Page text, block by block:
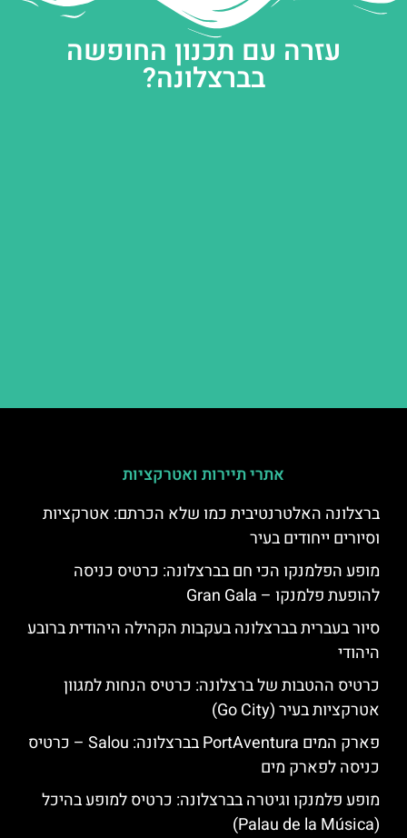
עזרה עם תכנון החופשה
בברצלונה?
אתרי תיירות ואטרקציות
ברצלונה האלטרנטיבית כמו שלא הכרתם: אטרקציות
וסיורים ייחודים בעיר
מופע הפלמנקו הכי חם בברצלונה: כרטיס כניסה
להופעת פלמנקו – Gran Gala
סיור בעברית בברצלונה בעקבות הקהילה היהודית ברובע
היהודי
כרטיס ההטבות של ברצלונה: כרטיס הנחות למגוון
אטרקציות בעיר (Go City)
פארק המים PortAventura בברצלונה: Salou – כרטיס
כניסה לפארק מים
מופע פלמנקו וגיטרה בברצלונה: כרטיס למופע בהיכל
(Palau de la Música)